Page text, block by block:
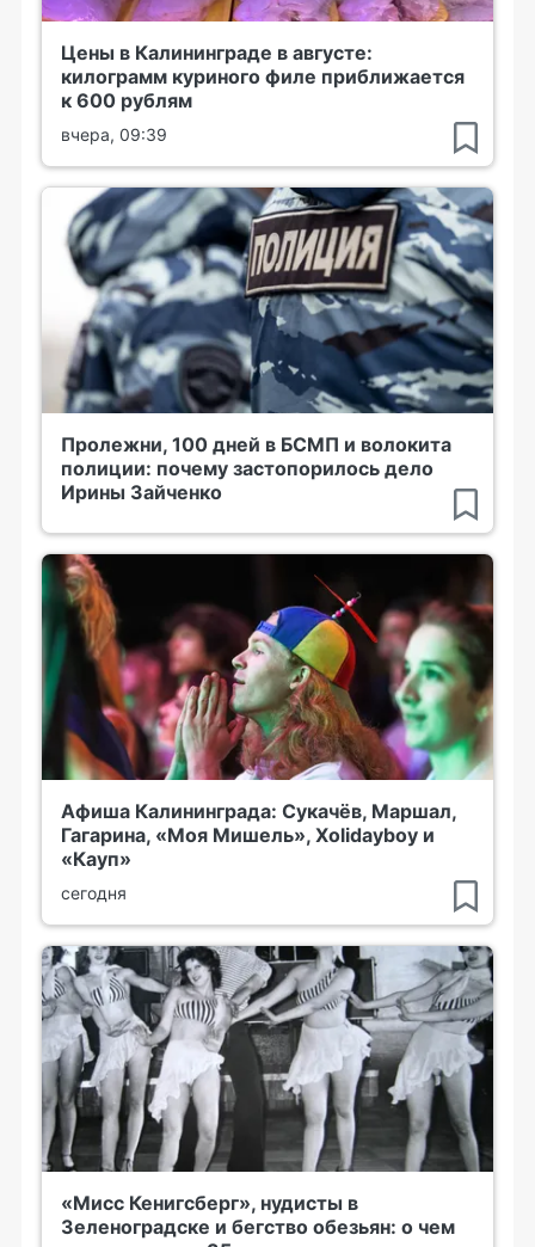
Цены в Калининграде в августе:
килограмм куриного филе приближается
к 600 рублям
вчера, 09:39
Пролежни, 100 дней в БСМП и волокита
полиции: почему застопорилось дело
Ирины Зайченко
Афиша Калининграда: Сукачёв, Маршал,
Гагарина, «Моя Мишель», Xolidayboy и
«Кауп»
сегодня
«Мисс Кенигсберг», нудисты в
Зеленоградске и бегство обезьян: о чем